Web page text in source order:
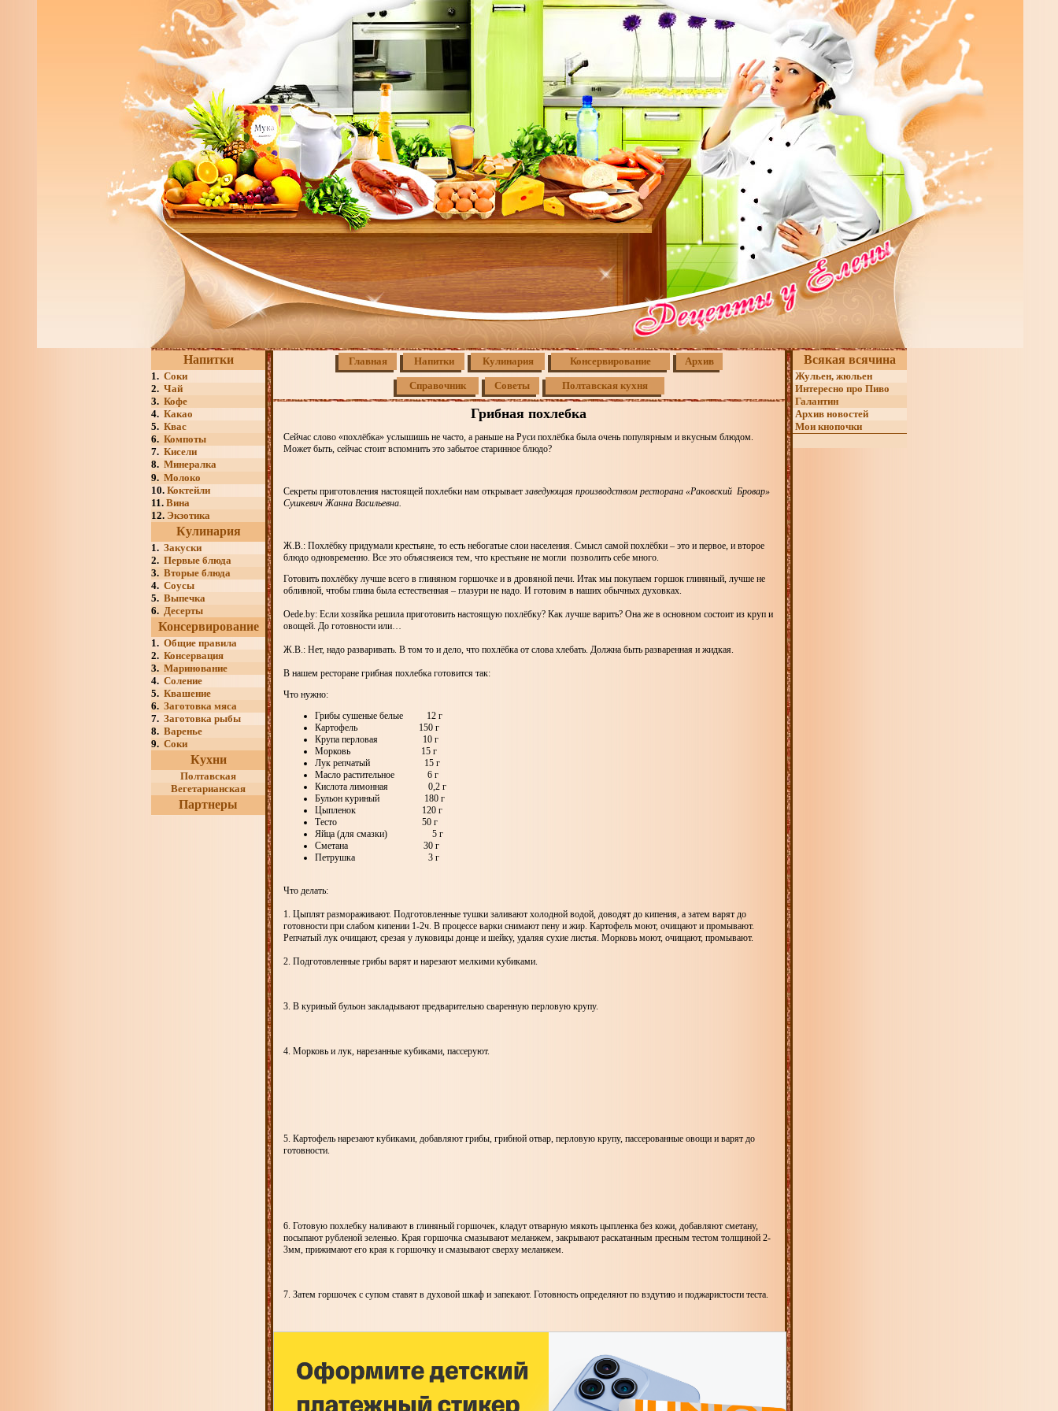
Напитки
1. Соки
2. Чай
3. Кофе
4. Какао
5. Квас
6. Компоты
7. Кисели
8. Минералка
9. Молоко
10. Коктейли
11. Вина
12. Экзотика
Кулинария
1. Закуски
2. Первые блюда
3. Вторые блюда
4. Соусы
5. Выпечка
6. Десерты
Консервирование
1. Общие правила
2. Консервация
3. Маринование
4. Соление
5. Квашение
6. Заготовка мяса
7. Заготовка рыбы
8. Варенье
9. Соки
Кухни
Полтавская
Вегетарианская
Партнеры
Главная Напитки Кулинария Консервирование Архив
Справочник Советы Полтавская кухня
Грибная похлебка
Сейчас слово «похлёбка» услышишь не часто, а раньше на Руси похлёбка была очень популярным и вкусным блюдом.
Может быть, сейчас стоит вспомнить это забытое старинное блюдо?
Секреты приготовления настоящей похлебки нам открывает заведующая производством ресторана «Раковский Бровар»
Сушкевич Жанна Васильевна.
Ж.В.: Похлёбку придумали крестьяне, то есть небогатые слои населения. Смысл самой похлёбки – это и первое, и второе
блюдо одновременно. Все это объясняеися тем, что крестьяне не могли позволить себе много.
Готовить похлёбку лучше всего в глиняном горшочке и в дровяной печи. Итак мы покупаем горшок глиняный, лучше не
обливной, чтобы глина была естественная – глазури не надо. И готовим в наших обычных духовках.
Oede.by: Если хозяйка решила приготовить настоящую похлёбку? Как лучше варить? Она же в основном состоит из круп и
овощей. До готовности или…
Ж.В.: Нет, надо разваривать. В том то и дело, что похлёбка от слова хлебать. Должна быть разваренная и жидкая.
В нашем ресторане грибная похлебка готовится так:
Что нужно:
Грибы сушеные белые 12 г
Картофель 150 г
Крупа перловая 10 г
Морковь 15 г
Лук репчатый 15 г
Масло растительное 6 г
Кислота лимонная 0,2 г
Бульон куриный 180 г
Цыпленок 120 г
Тесто 50 г
Яйца (для смазки) 5 г
Сметана 30 г
Петрушка 3 г
Что делать:
1. Цыплят размораживают. Подготовленные тушки заливают холодной водой, доводят до кипения, а затем варят до
готовности при слабом кипении 1-2ч. В процессе варки снимают пену и жир. Картофель моют, очищают и промывают.
Репчатый лук очищают, срезая у луковицы донце и шейку, удаляя сухие листья. Морковь моют, очищают, промывают.
2. Подготовленные грибы варят и нарезают мелкими кубиками.
3. В куриный бульон закладывают предварительно сваренную перловую крупу.
4. Морковь и лук, нарезанные кубиками, пассеруют.
5. Картофель нарезают кубиками, добавляют грибы, грибной отвар, перловую крупу, пассерованные овощи и варят до
готовности.
6. Готовую похлебку наливают в глиняный горшочек, кладут отварную мякоть цыпленка без кожи, добавляют сметану,
посыпают рубленой зеленью. Края горшочка смазывают меланжем, закрывают раскатанным пресным тестом толщиной 2-
3мм, прижимают его края к горшочку и смазывают сверху меланжем.
7. Затем горшочек с супом ставят в духовой шкаф и запекают. Готовность определяют по вздутию и поджаристости теста.
Всякая всячина
Жульен, жюльен
Интересно про Пиво
Галантин
Архив новостей
Мои кнопочки